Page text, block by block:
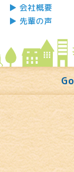
会社概要
先輩の声